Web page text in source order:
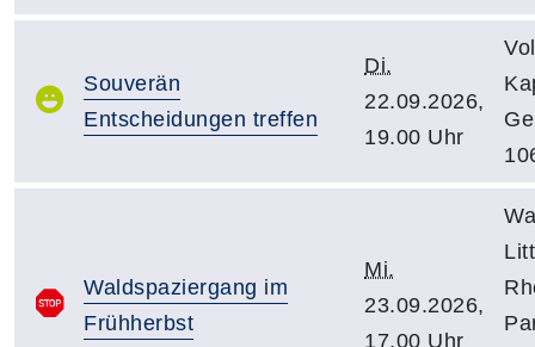
Souverän
Entscheidungen treffen
Di.
22.09.2026,
19.00 Uhr
Waldspaziergang im
Frühherbst
Mi.
23.09.2026,
17.00 Uhr